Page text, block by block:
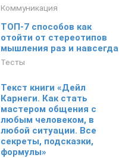
Коммуникация
ТОП-7 способов как
отойти от стереотипов
мышления раз и навсегда
Тесты
Текст книги «Дейл
Карнеги. Как стать
мастером общения с
любым человеком, в
любой ситуации. Все
секреты, подсказки,
формулы»